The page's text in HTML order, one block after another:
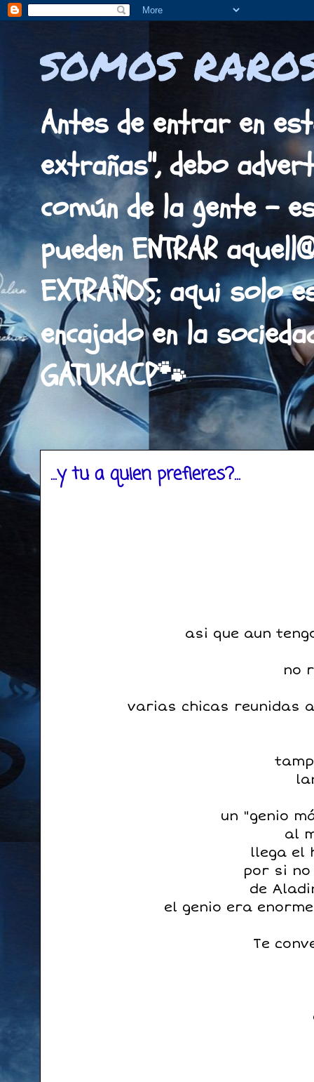
SOMOS
Antes de entrar en
extrañas", debo
común de la gente -
pueden ENTRAR
EXTRAÑOS; aqui solo
encajado en la
GATUKACP🐾
...y tu a quien prefieres?...
asi que aun
no
varias chicas reunidas
un "genio
al
llega el
por si
de
el genio era
Te